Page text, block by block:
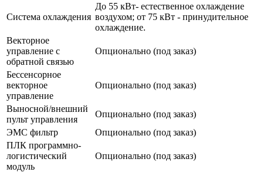
Система охлаждения
До 55 кВт- естественное охлаждение
воздухом; от 75 кВт - принудительное
охлаждение.
Векторное
управление с
обратной связью
Опционально (под заказ)
Бессенсорное
векторное
управление
Опционально (под заказ)
Выносной/внешний
пульт управления
Опционально (под заказ)
ЭМС фильтр
Опционально (под заказ)
ПЛК программно-
логистический
модуль
Опционально (под заказ)